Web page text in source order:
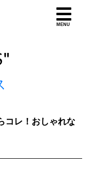
MENU
コレ！おしゃれな